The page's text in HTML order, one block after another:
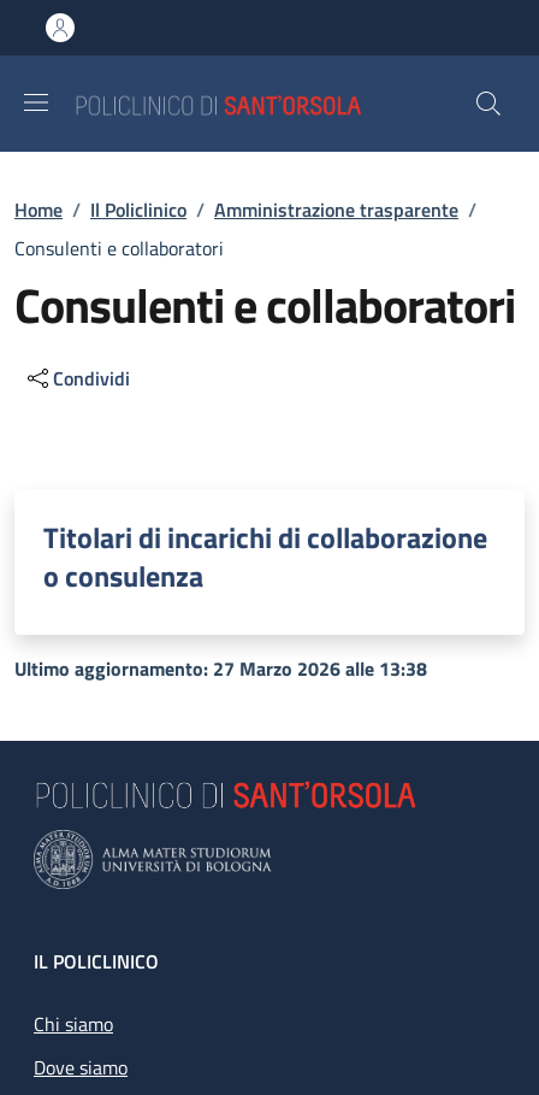
al contenuto principale
to footer content
Briciole di pane
Home / Il Policlinico / Amministrazione trasparente /
Consulenti e collaboratori
Consulenti e collaboratori
Condividi
Titolari di incarichi di collaborazione
o consulenza
Ultimo aggiornamento: 27 Marzo 2026 alle 13:38
Footer
IL POLICLINICO
Chi siamo
Dove siamo